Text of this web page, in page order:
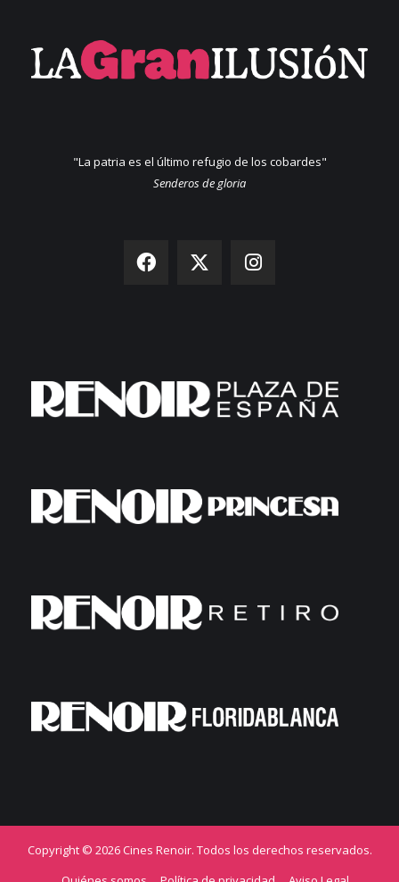
"La patria es el último refugio de los cobardes"
Senderos de gloria
Copyright © 2026 Cines Renoir. Todos los derechos reservados.